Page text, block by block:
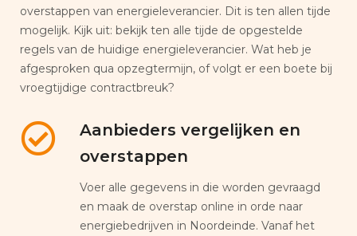
overstappen van energieleverancier. Dit is ten allen tijde
mogelijk. Kijk uit: bekijk ten alle tijde de opgestelde
regels van de huidige energieleverancier. Wat heb je
afgesproken qua opzegtermijn, of volgt er een boete bij
vroegtijdige contractbreuk?
Aanbieders vergelijken en
overstappen
Voer alle gegevens in die worden gevraagd
en maak de overstap online in orde naar
energiebedrijven in Noordeinde. Vanaf het